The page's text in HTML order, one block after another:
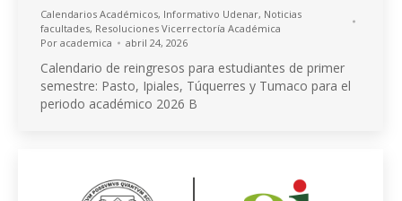
Calendarios Académicos, Informativo Udenar, Noticias
facultades, Resoluciones Vicerrectoría Académica
Por academica abril 24, 2026
Calendario de reingresos para estudiantes de primer
semestre: Pasto, Ipiales, Túquerres y Tumaco para el
periodo académico 2026 B